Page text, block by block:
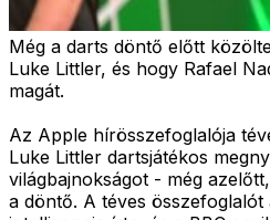
Még a darts döntő előtt
Luke Littler, és hogy Rafael
magát.
Az Apple hírösszefoglalója
Luke Littler dartsjátékos
világbajnokságot - még
a döntő. A téves összefoglalót